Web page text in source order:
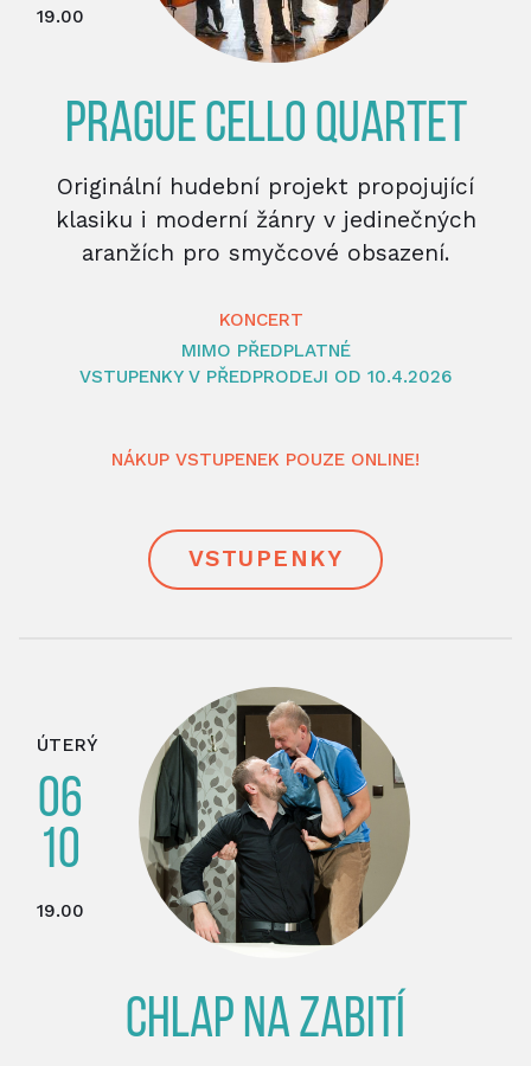
19.00
PRAGUE CELLO QUARTET
Originální hudební projekt propojující
klasiku i moderní žánry v jedinečných
aranžích pro smyčcové obsazení.
KONCERT
MIMO PŘEDPLATNÉ
VSTUPENKY V PŘEDPRODEJI OD 10.4.2026
NÁKUP VSTUPENEK POUZE ONLINE!
VSTUPENKY
ÚTERÝ
06
10
19.00
CHLAP NA ZABITÍ